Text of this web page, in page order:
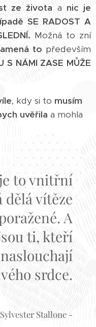
ze života a nic je
SE RADOST A
Možná to zní
to především
NÁMI ZASE MŮŽE
, kdy si to musím
uvěřila a mohla
to vnitřní
dělá vítěze
A
ti, kteří
srdce.
Stallone -